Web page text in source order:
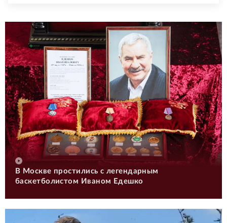
В Москве простились с легендарным
баскетболистом Иваном Едешко